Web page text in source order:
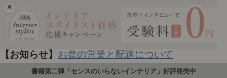
×
【お知らせ】 お盆の営業と配送について
書籍第二弾「センスのいらないインテリア」好評発売中